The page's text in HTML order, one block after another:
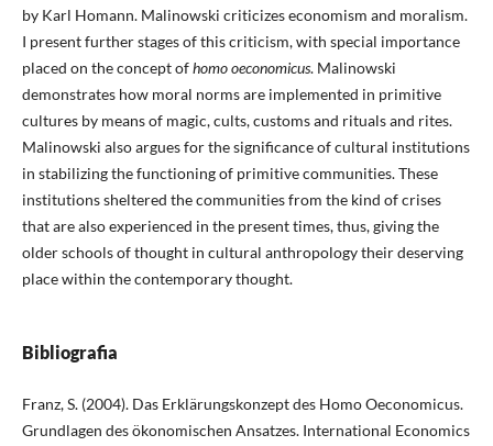
by Karl Homann. Malinowski criticizes economism and moralism.
I present further stages of this criticism, with special importance
placed on the concept ofhomo oeconomicus. Malinowski
demonstrates how moral norms are implemented in primitive
cultures by means of magic, cults, customs and rituals and rites.
Malinowski also argues for the significance of cultural institutions
in stabilizing the functioning of primitive communities. These
institutions sheltered the communities from the kind of crises
that are also experienced in the present times, thus, giving the
older schools of thought in cultural anthropology their deserving
place within the contemporary thought.
Bibliografia
Franz, S. (2004). Das Erklärungskonzept des Homo Oeconomicus.
Grundlagen des ökonomischen Ansatzes. International Economics